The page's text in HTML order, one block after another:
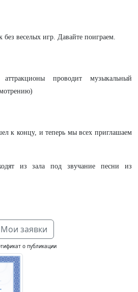
веселых игр. Давайте поиграем.
проводит музыкальный
к концу, и теперь мы всех приглашаем
из зала под звучание песни из
Мои заявки
о публикации